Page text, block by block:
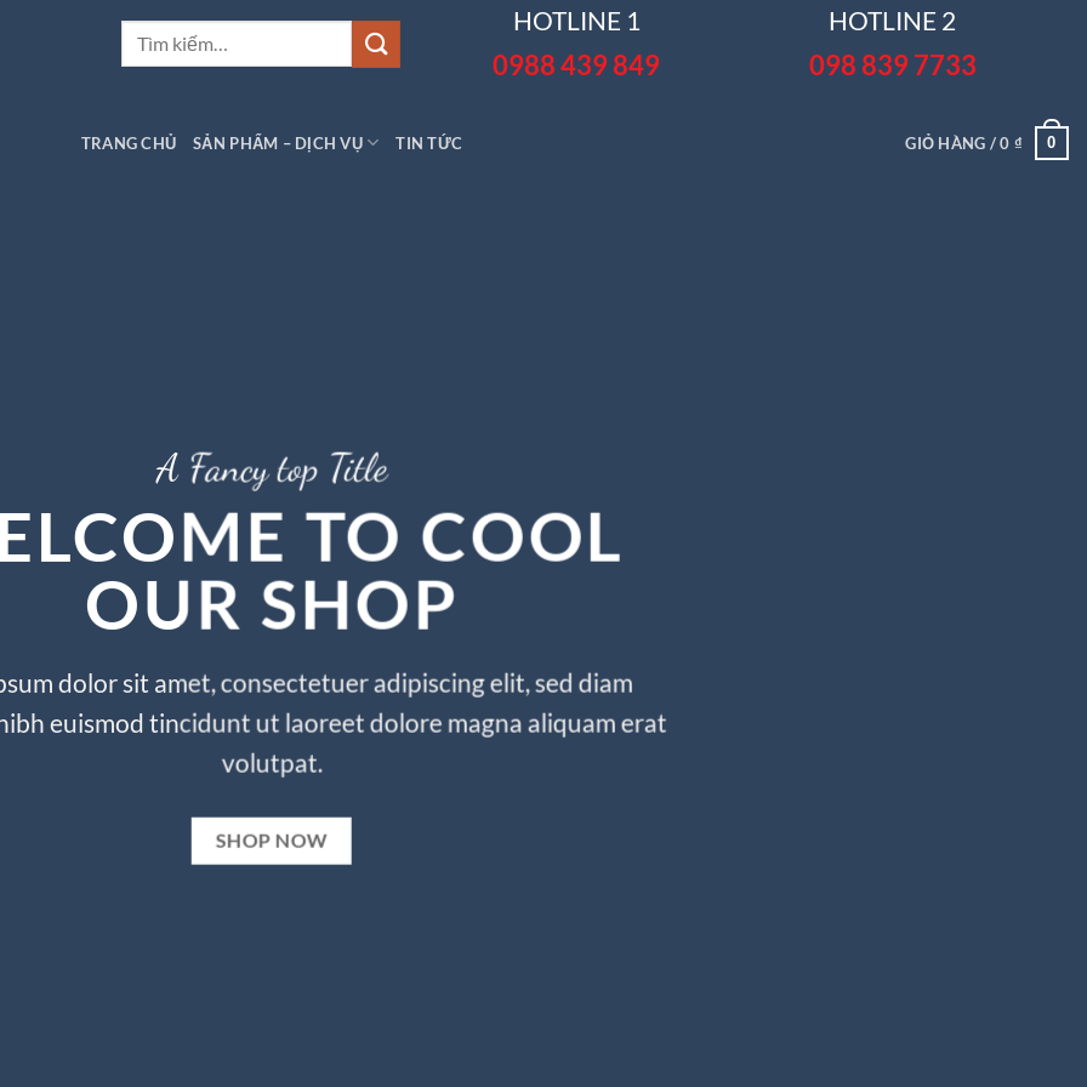
Tìm
kiếm:
HOTLINE 1
0988 439 849
HOTLINE 2
098 839 7733
TRANG CHỦ SẢN PHẨM – DỊCH VỤ TIN TỨC GIỎ HÀNG /0 ₫ 0
A Fancy top Title
TO COOL
OUR SHOP
dolor sit amet, consectetuer adipiscing elit, sed diam
euismod tincidunt ut laoreet dolore magna aliquam erat
volutpat.
SHOP NOW